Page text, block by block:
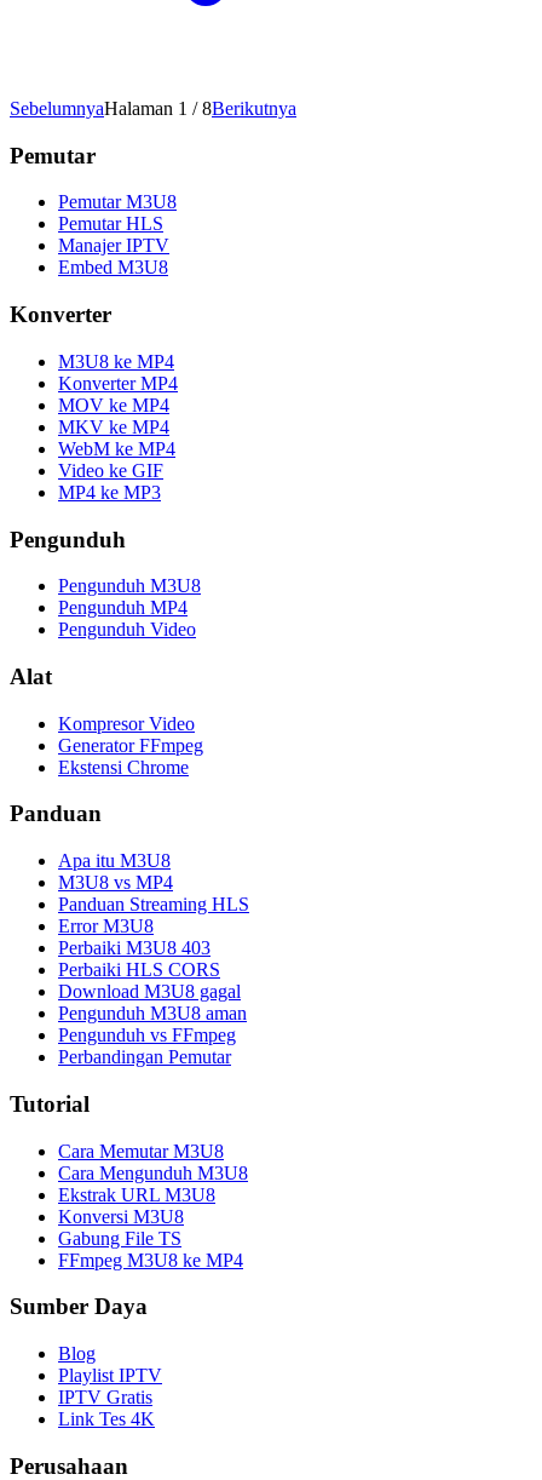
SebelumnyaHalaman 1 / 8Berikutnya
Pemutar
Pemutar M3U8
Pemutar HLS
Manajer IPTV
Embed M3U8
Konverter
M3U8 ke MP4
Konverter MP4
MOV ke MP4
MKV ke MP4
WebM ke MP4
Video ke GIF
MP4 ke MP3
Pengunduh
Pengunduh M3U8
Pengunduh MP4
Pengunduh Video
Alat
Kompresor Video
Generator FFmpeg
Ekstensi Chrome
Panduan
Apa itu M3U8
M3U8 vs MP4
Panduan Streaming HLS
Error M3U8
Perbaiki M3U8 403
Perbaiki HLS CORS
Download M3U8 gagal
Pengunduh M3U8 aman
Pengunduh vs FFmpeg
Perbandingan Pemutar
Tutorial
Cara Memutar M3U8
Cara Mengunduh M3U8
Ekstrak URL M3U8
Konversi M3U8
Gabung File TS
FFmpeg M3U8 ke MP4
Sumber Daya
Blog
Playlist IPTV
IPTV Gratis
Link Tes 4K
Perusahaan